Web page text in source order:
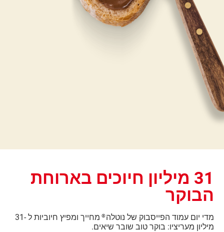
31 מיליון חיוכים בארוחת
הבוקר
מדי יום עמוד הפייסבוק של נוטלה®
מחייך ומפיץ חיוביות ל -31
מיליון מעריציו: בוקר טוב שובר שיאים.